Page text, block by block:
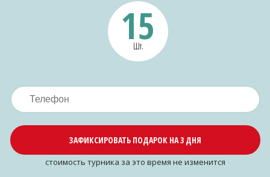
15
Шт.
ЗАФИКСИРОВАТЬ ПОДАРОК НА 3 ДНЯ
cтоимость турника за это время не изменится